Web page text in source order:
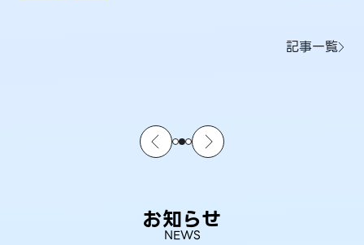
記事一覧
お知らせ
NEWS